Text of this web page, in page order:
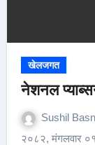
खेलजगत
नेशनल
Sushil
२०८२, मंगलवार